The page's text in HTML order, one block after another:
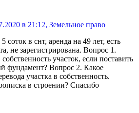
в 21:12, Земельное право
соток в снт, аренда на 49 лет, есть
не зарегистрирована. Вопрос 1.
участок, если поставить
фундамент? Вопрос 2. Какое
участка в собственность.
в строении? Спасибо